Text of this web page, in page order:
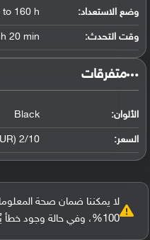
وضع الاستعداد: to 160 h
وقت التحدث: 20 min
‏متفرقات‏
الألوان: Black
السعر: 2/10 (About 70 EUR)
لا يمكننا ضمان صحة
100%، وفي حالة وجود خطأ يُرجى